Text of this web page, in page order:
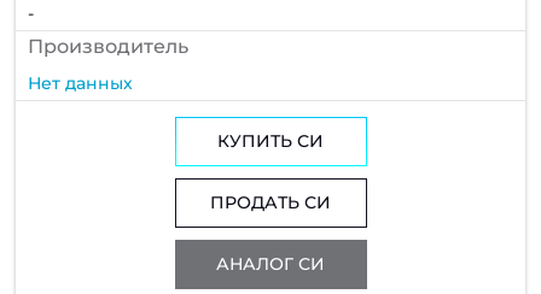
-
Производитель
Нет данных
КУПИТЬ СИ
ПРОДАТЬ СИ
АНАЛОГ СИ